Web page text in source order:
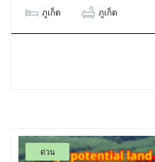
ภูเก็ต ภูเก็ต
ด่วน